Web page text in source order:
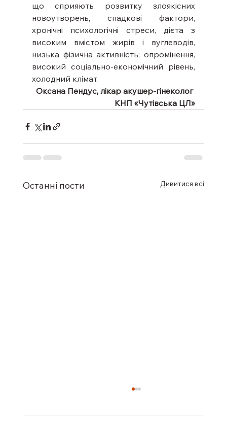
що сприяють розвитку злоякісних
новоутворень, спадкові фактори,
хронічні психологічні стреси, дієта з
високим вмістом жирів і вуглеводів,
низька фізична активність; опромінення,
високий соціально-економічний рівень,
холодний клімат.
Оксана Пендус, лікар акушер-гінеколог
КНП «Чутівська ЦЛ»
Останні пости Дивитися всі